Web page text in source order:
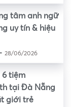
tâm anh ngữ
uy tín & hiệu
28/06/2026
6 tiệm
tại Đà Nẵng
giới trẻ